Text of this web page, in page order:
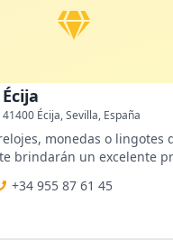
Écija, Sevilla, España
monedas o lingotes
brindarán un excelente
solo una tasación, ya
se encuentra siempre
+34 955 87 61 45